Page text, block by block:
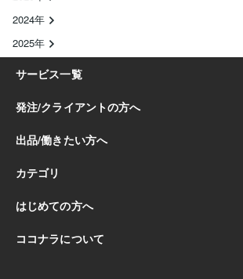
2024年
2025年